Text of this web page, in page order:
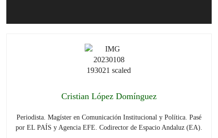
Cristian López Domínguez
Periodista. Magíster en Comunicación Institucional y Política. Pasé
por EL PAÍS y Agencia EFE. Codirector de Espacio Andaluz (EA).